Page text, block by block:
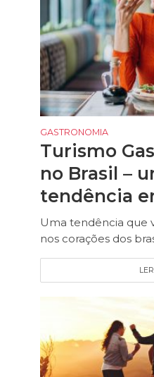
GASTRONOMIA
Turismo
no Brasil –
tendência
Uma tendência que
nos corações dos